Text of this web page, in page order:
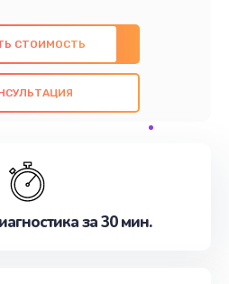
и качественный ремонт с
компонентов, а
всех
Наша цель - предоставить
Не медлите записаться на
СТОИМОСТЬ
за 30 мин.